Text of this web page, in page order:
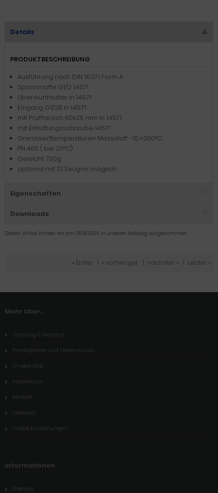
Details
PRODUKTBESCHREIBUNG
Ausführung nach DIN 16271 Form A
Spannmuffe G1/2 1.4571
Überwurfmutter in 1.4571
Eingang G1/2B in 1.4571
mit Prüfflansch 60x25 mm in 1.4571
mit Entlüftungsschraube 1.4571
Grenzwerttemperaturen Messstoff: -10...+200°C
PN 400 ( bei 20°C)
Gewicht: 700g
optional mit 3.1 Zeugnis möglich
Eigenschaften
Downloads
Diesen Artikel haben wir am 05.08.2026 in unseren Katalog aufgenommen.
« Erster « vorheriger nächster » Letzter »
Mehr über...
Zahlung & Versand
Privatsphäre und Datenschutz
Unsere AGB
Impressum
Kontakt
Lieferzeit
Cookie Einstellungen
Informationen
Sitemap